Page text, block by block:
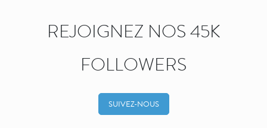
REJOIGNEZ NOS 45K
FOLLOWERS
SUIVEZ-NOUS